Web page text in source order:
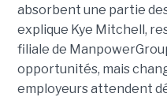
absorbent une partie
explique Kye Mitchell,
filiale de
opportunités, mais
employeurs attendent